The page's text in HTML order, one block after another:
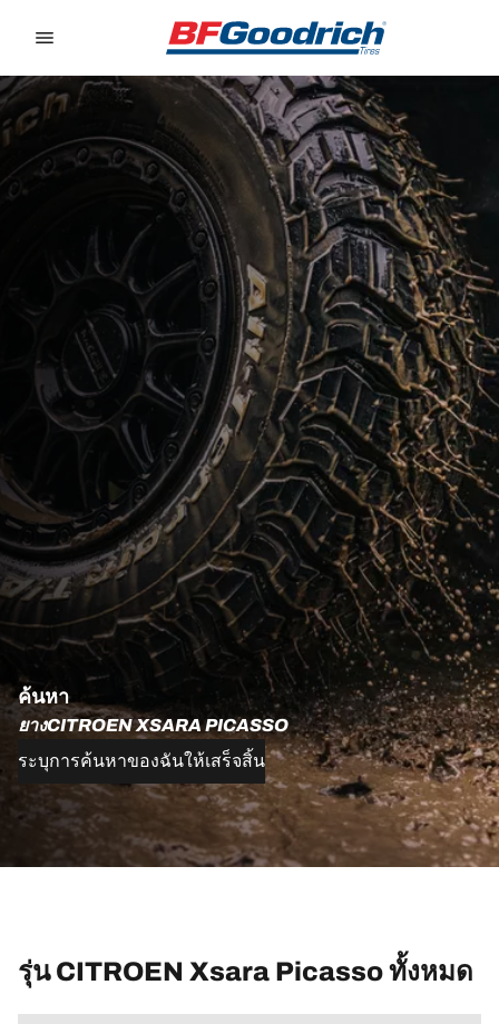
ค้นหา
ยางCITROEN XSARA PICASSO
ระบุการค้นหาของฉันให้เสร็จสิ้น
รุ่น CITROEN Xsara Picasso ทั้งหมด